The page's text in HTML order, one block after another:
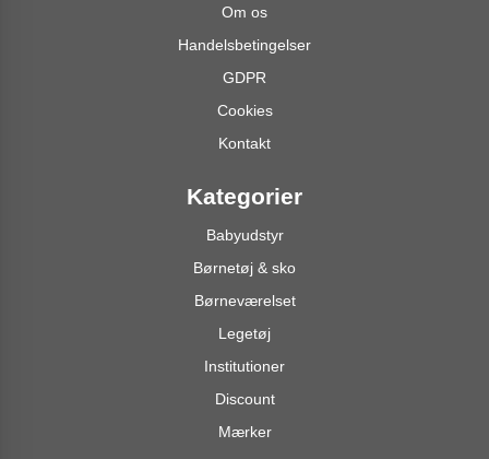
Om os
Handelsbetingelser
GDPR
Cookies
Kontakt
Kategorier
Babyudstyr
Børnetøj & sko
Børneværelset
Legetøj
Institutioner
Discount
Mærker